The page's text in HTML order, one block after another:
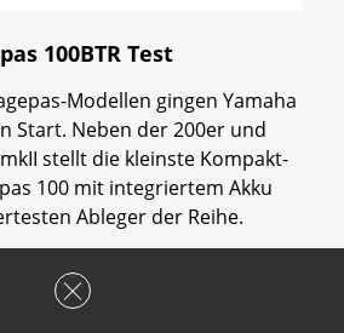
100BTR Test
Modellen gingen Yamaha
Start. Neben der 200er und
stellt die kleinste Kompakt-
100 mit integriertem Akku
Ableger der Reihe.